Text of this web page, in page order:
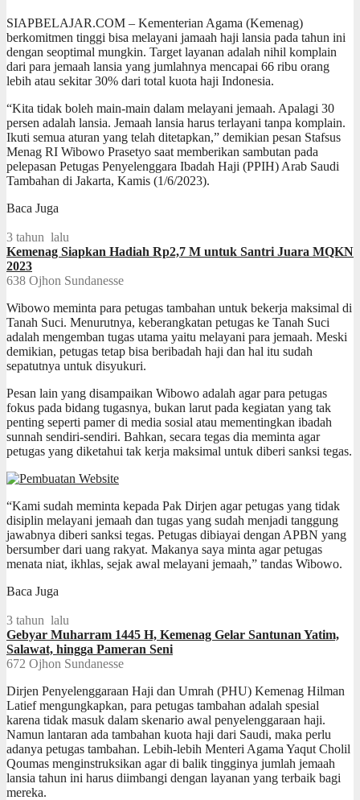
SIAPBELAJAR.COM – Kementerian Agama (Kemenag)
berkomitmen tinggi bisa melayani jamaah haji lansia pada tahun ini
dengan seoptimal mungkin. Target layanan adalah nihil komplain
dari para jemaah lansia yang jumlahnya mencapai 66 ribu orang
lebih atau sekitar 30% dari total kuota haji Indonesia.
“Kita tidak boleh main-main dalam melayani jemaah. Apalagi 30
persen adalah lansia. Jemaah lansia harus terlayani tanpa komplain.
Ikuti semua aturan yang telah ditetapkan,” demikian pesan Stafsus
Menag RI Wibowo Prasetyo saat memberikan sambutan pada
pelepasan Petugas Penyelenggara Ibadah Haji (PPIH) Arab Saudi
Tambahan di Jakarta, Kamis (1/6/2023).
Baca Juga
3 tahun lalu
Kemenag Siapkan Hadiah Rp2,7 M untuk Santri Juara MQKN
2023
638 Ojhon Sundanesse
Wibowo meminta para petugas tambahan untuk bekerja maksimal di
Tanah Suci. Menurutnya, keberangkatan petugas ke Tanah Suci
adalah mengemban tugas utama yaitu melayani para jemaah. Meski
demikian, petugas tetap bisa beribadah haji dan hal itu sudah
sepatutnya untuk disyukuri.
Pesan lain yang disampaikan Wibowo adalah agar para petugas
fokus pada bidang tugasnya, bukan larut pada kegiatan yang tak
penting seperti pamer di media sosial atau mementingkan ibadah
sunnah sendiri-sendiri. Bahkan, secara tegas dia meminta agar
petugas yang diketahui tak kerja maksimal untuk diberi sanksi tegas.
“Kami sudah meminta kepada Pak Dirjen agar petugas yang tidak
disiplin melayani jemaah dan tugas yang sudah menjadi tanggung
jawabnya diberi sanksi tegas. Petugas dibiayai dengan APBN yang
bersumber dari uang rakyat. Makanya saya minta agar petugas
menata niat, ikhlas, sejak awal melayani jemaah,” tandas Wibowo.
Baca Juga
3 tahun lalu
Gebyar Muharram 1445 H, Kemenag Gelar Santunan Yatim,
Salawat, hingga Pameran Seni
672 Ojhon Sundanesse
Dirjen Penyelenggaraan Haji dan Umrah (PHU) Kemenag Hilman
Latief mengungkapkan, para petugas tambahan adalah spesial
karena tidak masuk dalam skenario awal penyelenggaraan haji.
Namun lantaran ada tambahan kuota haji dari Saudi, maka perlu
adanya petugas tambahan. Lebih-lebih Menteri Agama Yaqut Cholil
Qoumas menginstruksikan agar di balik tingginya jumlah jemaah
lansia tahun ini harus diimbangi dengan layanan yang terbaik bagi
mereka.